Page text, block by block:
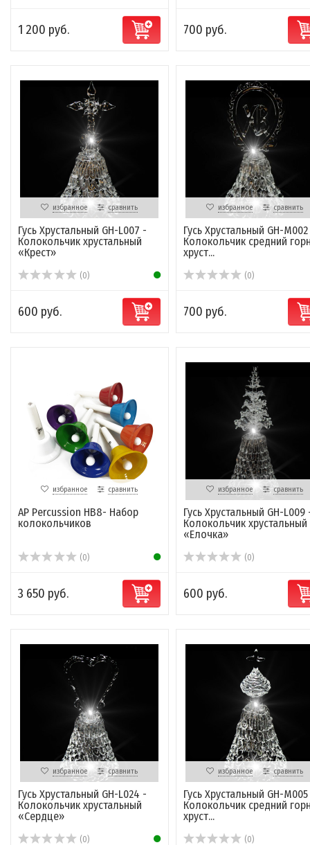
1 200 руб. 700 руб.
избранное сравнить
Гусь Хрустальный GH-L007 -
Колокольчик хрустальный
«Крест»
(0)
600 руб.
избранное сравнить
Гусь Хрустальный GH-M002
Колокольчик средний
хруст...
(0)
700 руб.
избранное сравнить
AP Percussion HB8- Набор
колокольчиков
(0)
3 650 руб.
избранное сравнить
Гусь Хрустальный GH-L009
Колокольчик хрустальный
«Елочка»
(0)
600 руб.
избранное сравнить
Гусь Хрустальный GH-L024 -
Колокольчик хрустальный
«Сердце»
(0)
избранное сравнить
Гусь Хрустальный GH-M005
Колокольчик средний
хруст...
(0)